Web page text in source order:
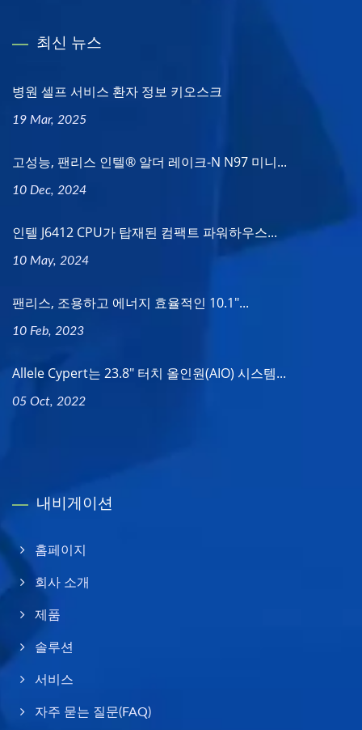
최신 뉴스
병원 셀프 서비스 환자 정보 키오스크
19 Mar, 2025
고성능, 팬리스 인텔® 알더 레이크-N N97 미니...
10 Dec, 2024
인텔 J6412 CPU가 탑재된 컴팩트 파워하우스...
10 May, 2024
팬리스, 조용하고 에너지 효율적인 10.1"...
10 Feb, 2023
Allele Cypert는 23.8" 터치 올인원(AIO) 시스템...
05 Oct, 2022
내비게이션
홈페이지
회사 소개
제품
솔루션
서비스
자주 묻는 질문(FAQ)